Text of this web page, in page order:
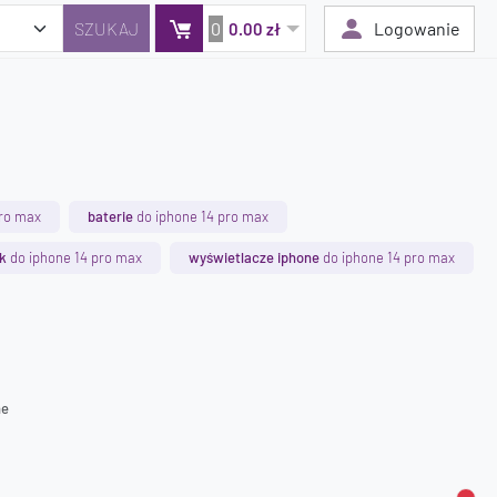
0 0.00 zł Logowanie
max baterie do iphone 14 pro max
do iphone 14 pro max wyświetlacze iphone do iphone 14 pro max